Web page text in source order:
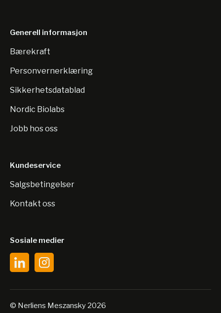
Generell informasjon
Bærekraft
Personvernerklæring
Sikkerhetsdatablad
Nordic Biolabs
Jobb hos oss
Kundeservice
Salgsbetingelser
Kontakt oss
Sosiale medier
© Nerliens Meszansky 2026